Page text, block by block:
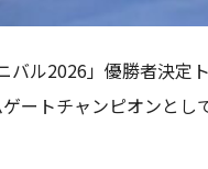
ル2026」優勝者決
ートチャンピオンと